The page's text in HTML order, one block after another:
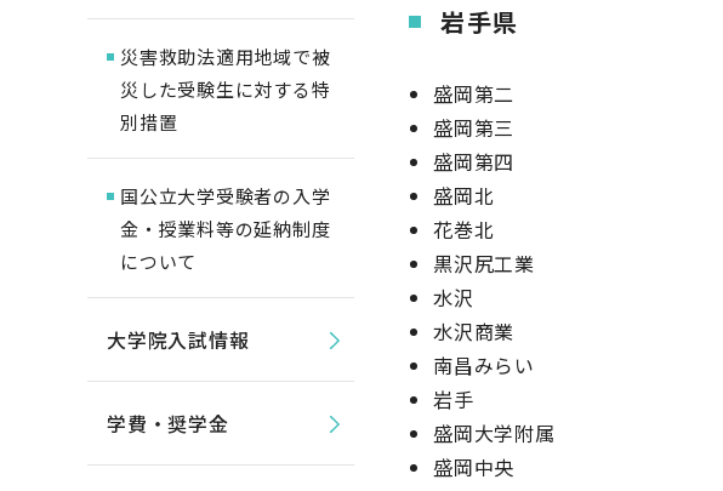
岩手県
盛岡第二
盛岡第三
盛岡第四
盛岡北
花巻北
黒沢尻工業
水沢
水沢商業
南昌みらい
岩手
盛岡大学附属
盛岡中央
災害救助法適用地域で被
災した受験生に対する特
別措置
国公立大学受験者の入学
金・授業料等の延納制度
について
大学院入試情報
学費・奨学金